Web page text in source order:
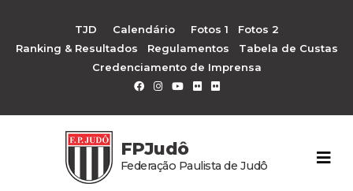
TJD Calendário Fotos 1
Fotos 2
Ranking & Resultados
Regulamentos
Tabela de Custas
Credenciamento de Imprensa
FPJudô
Federação Paulista de Judô